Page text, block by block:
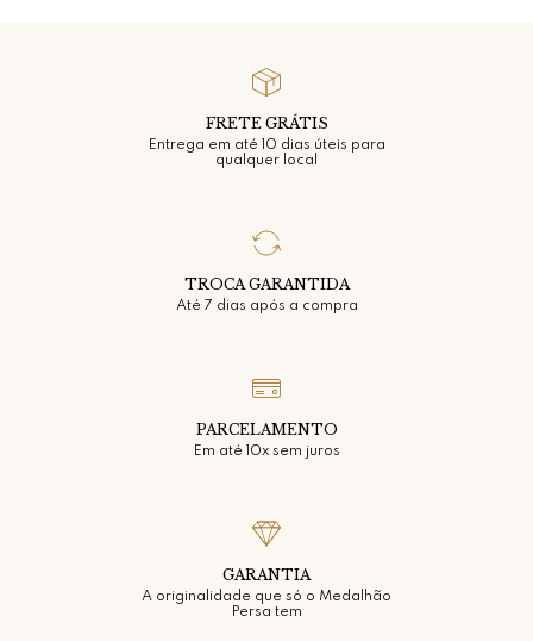
FRETE GRÁTIS
Entrega em até 10 dias úteis para
qualquer local
TROCA GARANTIDA
Até 7 dias após a compra
PARCELAMENTO
Em até 10x sem juros
GARANTIA
A originalidade que só o Medalhão
Persa tem